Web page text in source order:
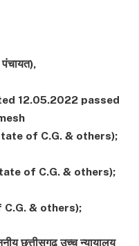
पंचायत),
12.05.2022 passed
of C.G. & others);
of C.G. & others);
& others);
छत्तीसगढ़ उच्च न्यायालय